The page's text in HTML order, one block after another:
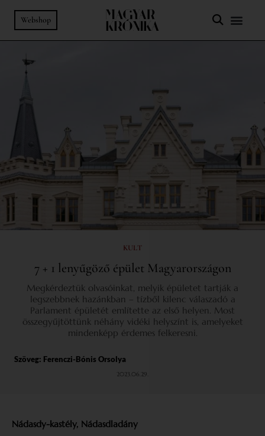
Webshop
KULT
7 + 1 lenyűgöző épület Magyarországon
Megkérdeztük olvasóinkat, melyik épületet tartják a
legszebbnek hazánkban – tízből kilenc válaszadó a
Parlament épületét említette az első helyen. Most
összegyűjtöttünk néhány vidéki helyszínt is, amelyeket
mindenképp érdemes felkeresni.
Szöveg: Ferenczi-Bónis Orsolya
2023.06.29.
Nádasdy-kastély, Nádasdladány